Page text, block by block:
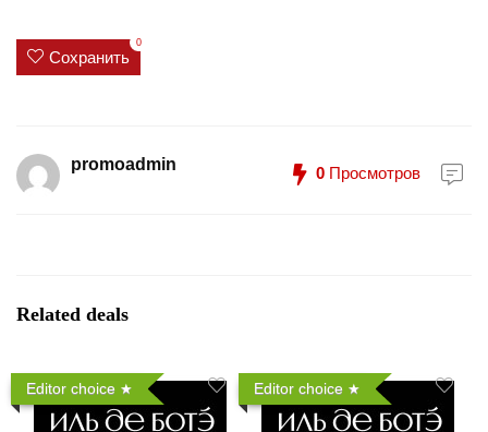
Сохранить
0
promoadmin 0 Просмотров
Related deals
Editor choice Editor choice